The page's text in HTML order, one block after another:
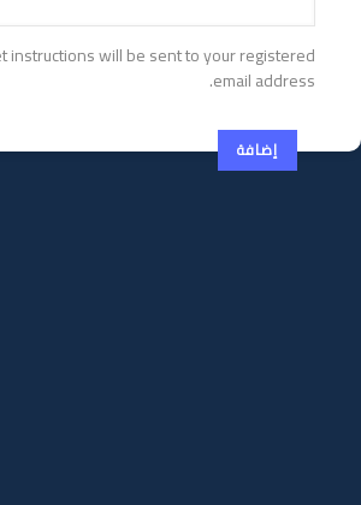
instructions will be sent to your registered
email address.